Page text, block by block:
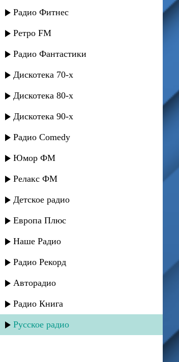
Радио Фитнес
Ретро FM
Радио Фантастики
Дискотека 70-х
Дискотека 80-х
Дискотека 90-х
Радио Comedy
Юмор ФМ
Релакс ФМ
Детское радио
Европа Плюс
Наше Радио
Радио Рекорд
Авторадио
Радио Книга
Русское радио